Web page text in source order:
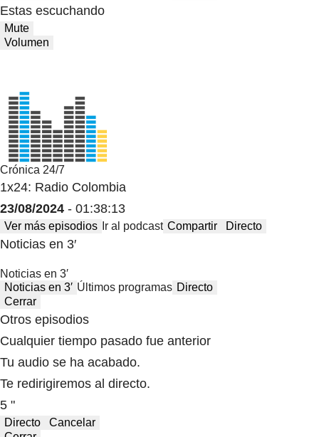
Estas escuchando
Mute
Volumen
Crónica 24/7
1x24: Radio Colombia
23/08/2024 - 01:38:13
Ver más episodios Ir al podcast Compartir Directo
Noticias en 3′
Noticias en 3′
Noticias en 3′ Últimos programas Directo
Cerrar
Otros episodios
Cualquier tiempo pasado fue anterior
Tu audio se ha acabado.
Te redirigiremos al directo.
5 "
Directo
Cancelar